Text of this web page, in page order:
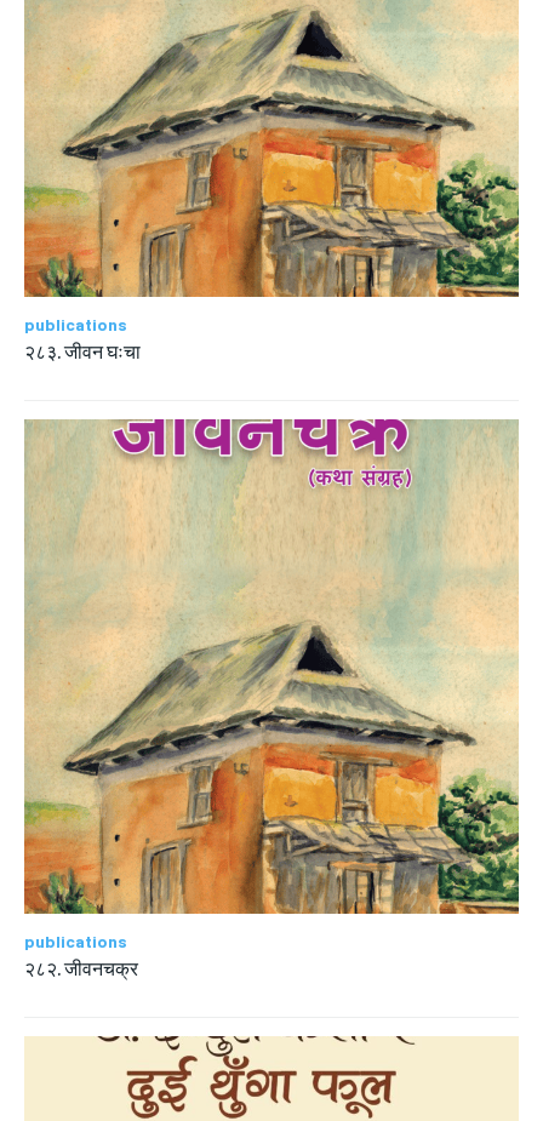
publications
२८३. जीवन घःचा
publications
२८२. जीवनचक्र